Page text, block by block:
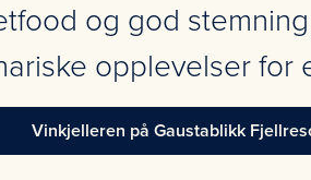
og god
opplevelser for
Vinkjelleren på Gaustablikk